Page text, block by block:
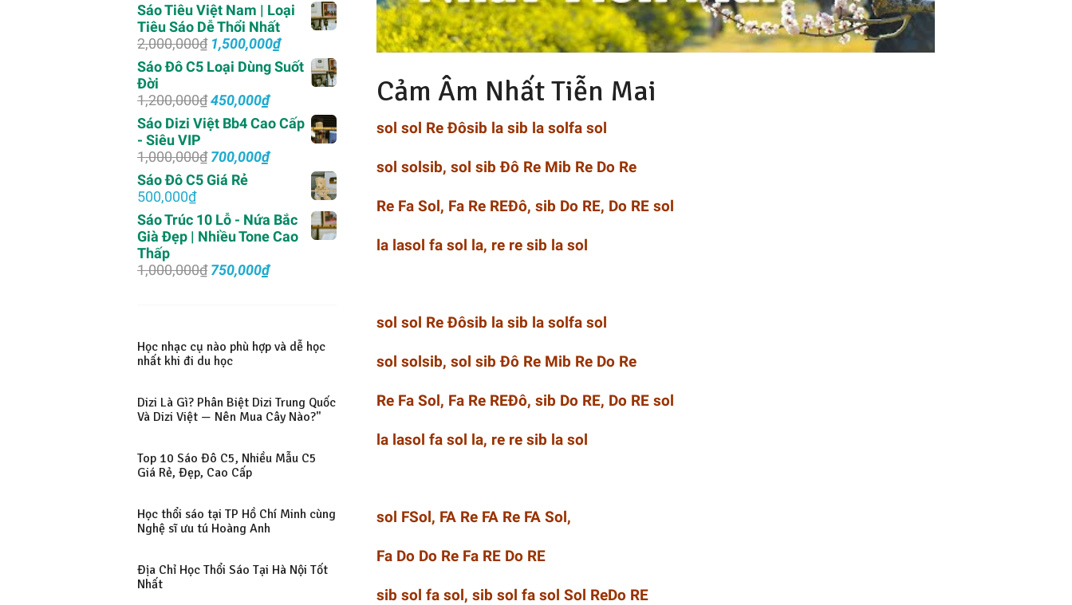
Cảm Âm Nhất Tiễn Mai
sol sol Re Đôsib la sib la solfa sol
sol solsib, sol sib Đô Re Mib Re Do Re
Re Fa Sol, Fa Re REĐô, sib Do RE, Do RE sol
la lasol fa sol la, re re sib la sol
sol sol Re Đôsib la sib la solfa sol
sol solsib, sol sib Đô Re Mib Re Do Re
Re Fa Sol, Fa Re REĐô, sib Do RE, Do RE sol
la lasol fa sol la, re re sib la sol
sol FSol, FA Re FA Re FA Sol,
Fa Do Do Re Fa RE Do RE
sib sol fa sol, sib sol fa sol Sol ReDo RE
Sáo Tiêu Việt Nam | Loại
Tiêu Sáo Dễ Thổi Nhất
2,000,000₫ Giá
gốc
là:
2,000,000₫.
1,500,000₫Giá
hiện
tại
Sáo Đô C5 Loại Dùng Suốt
Đời
1,200,000₫Giá
gốc
là:
1,200,000₫.
450,000₫Giá
hiện
tại
là:
Sáo Dizi Việt Bb4 Cao Cấp
- Siêu VIP
1,000,000₫ Giá
gốc
là:
700,000₫Giá
700,000₫.
Sáo Đô C5 Giá Rẻ
500,000₫
Sáo Trúc 10 Lỗ - Nứa Bắc
Già Đẹp | Nhiều Tone Cao
Thấp
1,000,000₫ Giá
750,000₫Giá
750,000₫.
Học nhạc cụ nào phù hợp và dễ học
nhất khi đi du học
Dizi Là Gì? Phân Biệt Dizi Trung Quốc
Và Dizi Việt — Nên Mua Cây Nào?"
Top 10 Sáo Đô C5, Nhiều Mẫu C5
Giá Rẻ, Đẹp, Cao Cấp
Học thổi sáo tại TP Hồ Chí Minh cùng
Nghệ sĩ ưu tú Hoàng Anh
Địa Chỉ Học Thổi Sáo Tại Hà Nội Tốt
Nhất